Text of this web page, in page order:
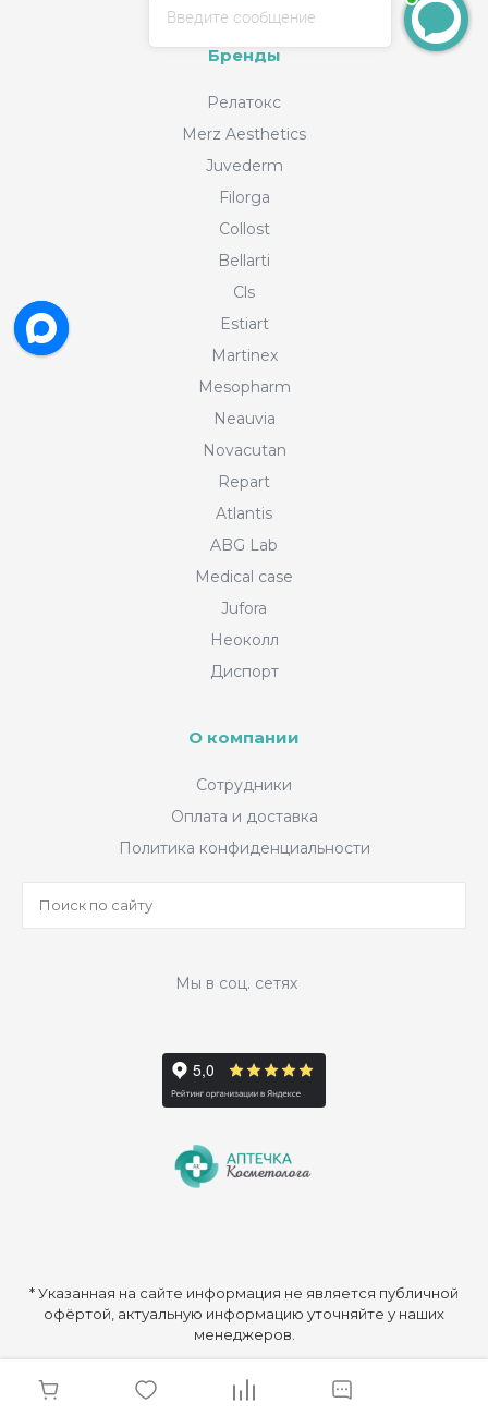
Бренды
Релатокс
Merz Aesthetics
Juvederm
Filorga
Collost
Bellarti
Cls
Estiart
Martinex
Mesopharm
Neauvia
Novacutan
Repart
Atlantis
ABG Lab
Medical case
Jufora
Неоколл
Диспорт
О компании
Сотрудники
Оплата и доставка
Политика конфиденциальности
Мы в соц. сетях
* Указанная на сайте информация не является публичной
офёртой, актуальную информацию уточняйте у наших
менеджеров.
© 2026 ООО «Аптечка Косметолога», Все права защищены
Введите сообщение